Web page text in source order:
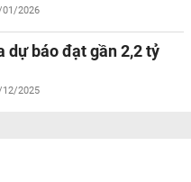
01/2026
dự báo đạt gần 2,2 tỷ
12/2025